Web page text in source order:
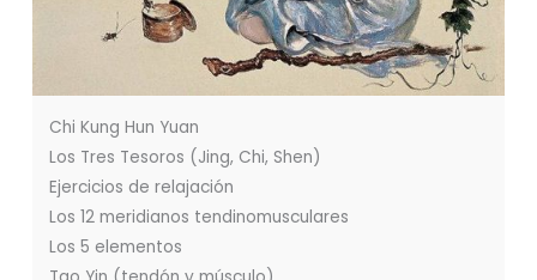
Chi Kung Hun Yuan
Los Tres Tesoros (Jing, Chi, Shen)
Ejercicios de relajación
Los 12 meridianos tendinomusculares
Los 5 elementos